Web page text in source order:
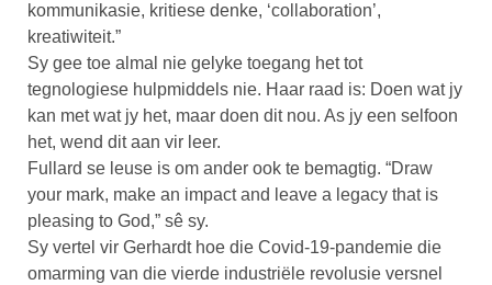
kommunikasie, kritiese denke, ‘collaboration’,
kreatiwiteit.”
Sy gee toe almal nie gelyke toegang het tot
tegnologiese hulpmiddels nie. Haar raad is: Doen wat jy
kan met wat jy het, maar doen dit nou. As jy een selfoon
het, wend dit aan vir leer.
Fullard se leuse is om ander ook te bemagtig. “Draw
your mark, make an impact and leave a legacy that is
pleasing to God,” sê sy.
Sy vertel vir Gerhardt hoe die Covid-19-pandemie die
omarming van die vierde industriële revolusie versnel